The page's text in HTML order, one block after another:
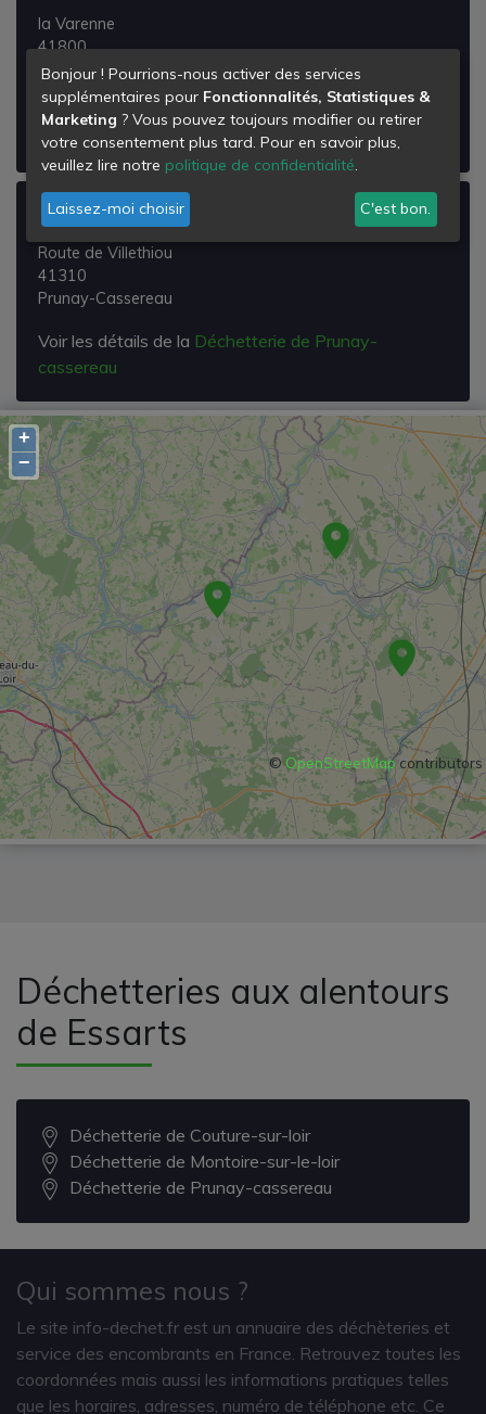
la Varenne
41800
Fontaine-les-Coteaux
Voir les détails de la
Déchetterie de Montoire-sur-le-
loir
Déchetterie de Prunay-cassereau
Route de Villethiou
41310
Prunay-Cassereau
Voir les détails de la Déchetterie de Prunay-
cassereau
+
−
©OpenStreetMapcontributors
Déchetteries aux alentours
de Essarts
Déchetterie de Couture-sur-loir
Déchetterie de Montoire-sur-le-loir
Déchetterie de Prunay-cassereau
Qui sommes nous ?
Le site info-dechet.fr est un annuaire des déchèteries et
service des encombrants en France. Retrouvez toutes les
coordonnées mais aussi les informations pratiques telles
que les horaires, adresses, numéro de téléphone etc. Ce
Bonjour ! Pourrions-nous activer des services
supplémentaires pour Fonctionnalités, Statistiques &
Marketing ? Vous pouvez toujours modifier ou retirer
votre consentement plus tard. Pour en savoir plus,
veuillez lire notre politique de confidentialité.
Laissez-moi choisir C'est bon.